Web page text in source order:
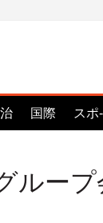
国際 スポ
ルー